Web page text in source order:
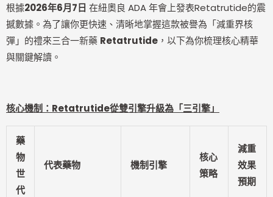
根據2026年6月7日 在紐奧良 ADA 年會上發表Retatrutide的震
撼數據。為了讓你更快速、清晰地掌握這款被譽為「減重界核
彈」的禮來三合一新藥 Retatrutide ，以下為你梳理核心精華
與關鍵解讀。
核心機制：Retatrutide從雙引擎升級為「三引擎」
藥
物
世
代
代表藥物 機制引擎
核心
策略
減重
效果
預期